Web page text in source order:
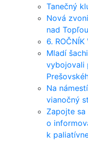
Tanečný
Nová
nad
6. ROČNÍK
Mladí
vybojovali
Na
vianočný
Zapojte
o
k